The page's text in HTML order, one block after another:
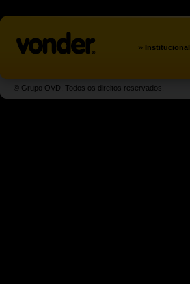
» Institucional
© Grupo OVD. Todos os direitos reservados.